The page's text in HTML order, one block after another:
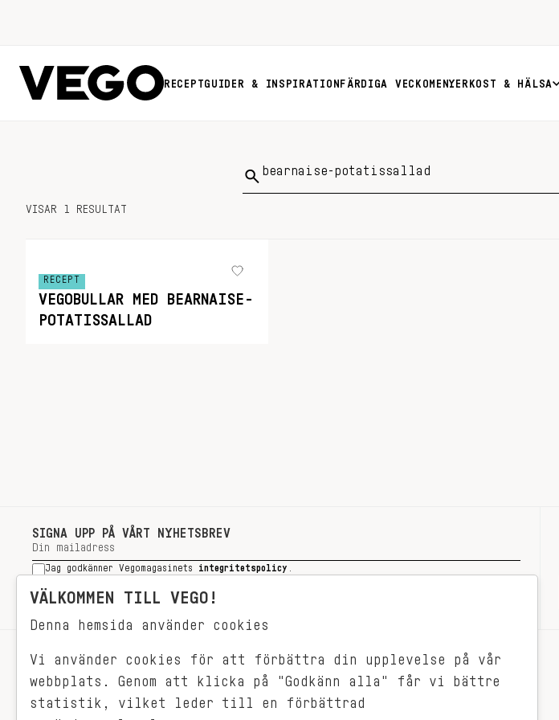
RECEPTGUIDER & INSPIRATION FÄRDIGA VECKOMENYER KOST & HÄLSA
Sök
VISAR 1 RESULTAT
RECEPT
VEGOBULLAR MED BEARNAISE-
POTATISSALLAD
SIGNA UPP PÅ VÅRT NYHETSBREV
Jag godkänner Vegomagasinets integritetspolicy
SIGNA UPP
RECEPT
VEGONYTT
OM OSS
VÄLKOMMEN TILL VEGO!
Denna hemsida använder cookies
Vi använder cookies för att förbättra din upplevelse på vår
webbplats. Genom att klicka på "Godkänn alla" får vi bättre
statistik, vilket leder till en förbättrad